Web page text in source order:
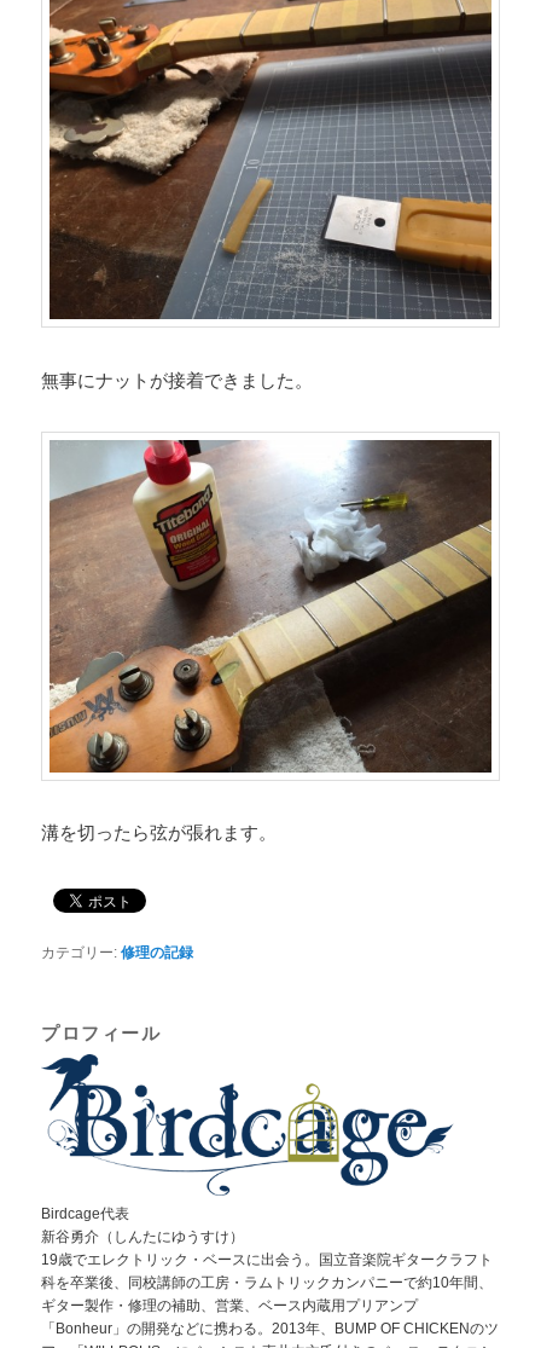
無事にナットが接着できました。
溝を切ったら弦が張れます。
カテゴリー: 修理の記録
プロフィール
Birdcage代表
新谷勇介（しんたにゆうすけ）
19歳でエレクトリック・ベースに出会う。国立音楽院ギタークラフト
科を卒業後、同校講師の工房・ラムトリックカンパニーで約10年間、
ギター製作・修理の補助、営業、ベース内蔵用プリアンプ
「Bonheur」の開発などに携わる。2013年、BUMP OF CHICKENのツ